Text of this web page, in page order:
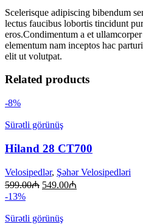
Scelerisque adipiscing bibendum
lectus faucibus lobortis tincidunt
eros.Condimentum a et
elementum nam inceptos hac
elit ut volutpat.
Related products
-8%
Sürətli görünüş
Hiland 28 CT700
Velosipedlər, Şəhər Velosipedləri
599.00₼ 549.00₼
-13%
Sürətli görünüş